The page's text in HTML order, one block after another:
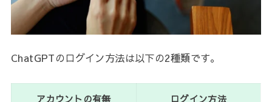
ChatGPTのログイン方法は以下の2種類です。
アカウントの有無 ログイン方法